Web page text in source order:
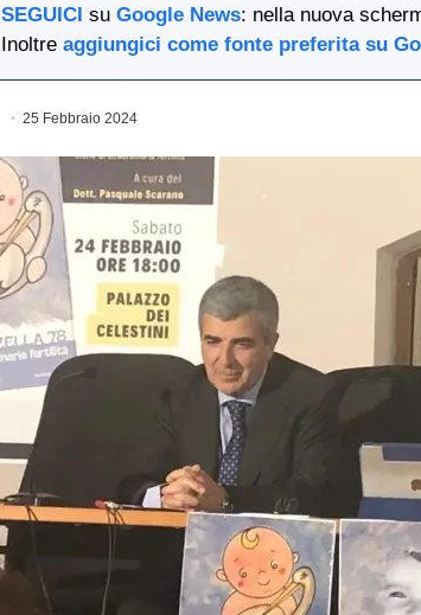
SEGUICI su Google News: nella nuova
Inoltre aggiungici come fonte preferita su
25 Febbraio 2024